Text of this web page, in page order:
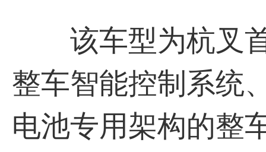
该车型为杭叉首
整车智能控制系统
电池专用架构的整